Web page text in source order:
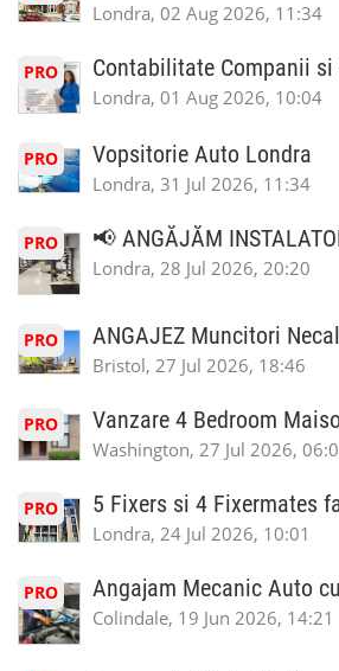
Londra, 02 Aug 2026, 11:34
PRO Contabilitate Companii si
Londra, 01 Aug 2026, 10:04
PRO Vopsitorie Auto Londra
Londra, 31 Jul 2026, 11:34
PRO 📢 ANGĂJĂM
Londra, 28 Jul 2026, 20:20
PRO ANGAJEZ Muncitori
Bristol, 27 Jul 2026, 18:46
PRO Vanzare 4 Bedroom
Washington, 27 Jul 2026,
PRO 5 Fixers si 4 Fixermates
Londra, 24 Jul 2026, 10:01
PRO Angajam Mecanic Auto
Colindale, 19 Jun 2026, 14:21